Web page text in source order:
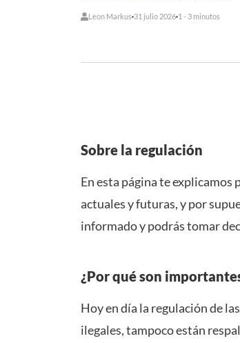
Leon Markus 31 julio 2026 1 - 3 minutos
Sobre la regulación
En esta página te explicamos
actuales y futuras, y por
informado y podrás tomar
¿Por qué son
Hoy en día la regulación de las
ilegales, tampoco están